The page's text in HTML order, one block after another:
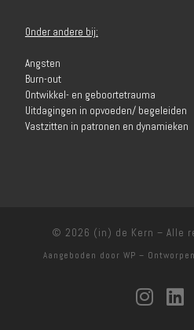
Onder andere bij:
Angsten
Burn-out
Ontwikkel- en geboortetrauma
Uitdagingen in opvoeden/ begeleiden
Vastzitten in patronen en dynamieken
© 2026 (in) de Kern – Alle
Aangeboden door WP –